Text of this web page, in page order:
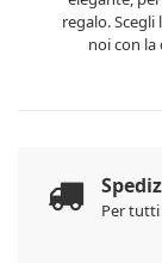
regalo.
noi con la
Per